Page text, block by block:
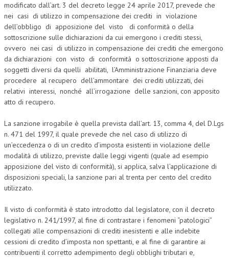
CODICE ETICO
AUTORI
COLLABORA CON NOI
ECONOMIA
CORPORATE SOCIAL RESPONSIBILITY
ECONOMIA DELL’ARTE
INTERNAZIONALIZZAZIONE
HUMAN RESOURCES
RISORSE UMANE
MARKETING
RISK MANAGEMENT
SVILUPPO SOSTENIBILE
modificato dall’art. 3 del decreto legge 24 aprile 2017, prevede che
nei casi di utilizzo in compensazione dei crediti in violazione
dell’obbligo di apposizione del visto di conformità o della
sottoscrizione sulle dichiarazioni da cui emergono i crediti stessi,
ovvero nei casi di utilizzo in compensazione dei crediti che emergono
da dichiarazioni con visto di conformità o sottoscrizione apposti da
soggetti diversi da quelli abilitati, l’Amministrazione Finanziaria deve
procedere al recupero dell’ammontare dei crediti utilizzati, dei
relativi interessi, nonché all’irrogazione delle sanzioni, con apposito
atto di recupero.
La sanzione irrogabile è quella prevista dall’art. 13, comma 4, del D.Lgs
n. 471 del 1997, il quale prevede che nel caso di utilizzo di
un’eccedenza o di un credito d’imposta esistenti in violazione delle
modalità di utilizzo, previste dalle leggi vigenti (quale ad esempio
apposizione del visto di conformità), si applica, salva l’applicazione di
disposizioni speciali, la sanzione pari al trenta per cento del credito
utilizzato.
Il visto di conformità è stato introdotto dal legislatore, con il decreto
legislativo n. 241/1997, al fine di contrastare i fenomeni “patologici”
collegati alle compensazioni di crediti inesistenti e alle indebite
cessioni di credito d’imposta non spettanti, e al fine di garantire ai
contribuenti il corretto adempimento degli obblighi tributari e,